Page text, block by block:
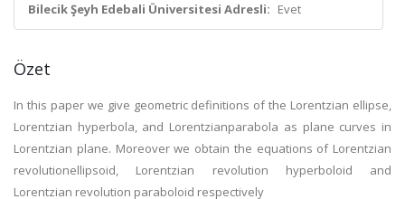
Bilecik Şeyh Edebali Üniversitesi Adresli: Evet
Özet
In this paper we give geometric definitions of the Lorentzian ellipse,
Lorentzian hyperbola, and Lorentzianparabola as plane curves in
Lorentzian plane. Moreover we obtain the equations of Lorentzian
revolutionellipsoid, Lorentzian revolution hyperboloid and
Lorentzian revolution paraboloid respectively